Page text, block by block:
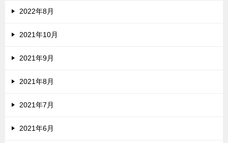
2022年8月
2021年10月
2021年9月
2021年8月
2021年7月
2021年6月